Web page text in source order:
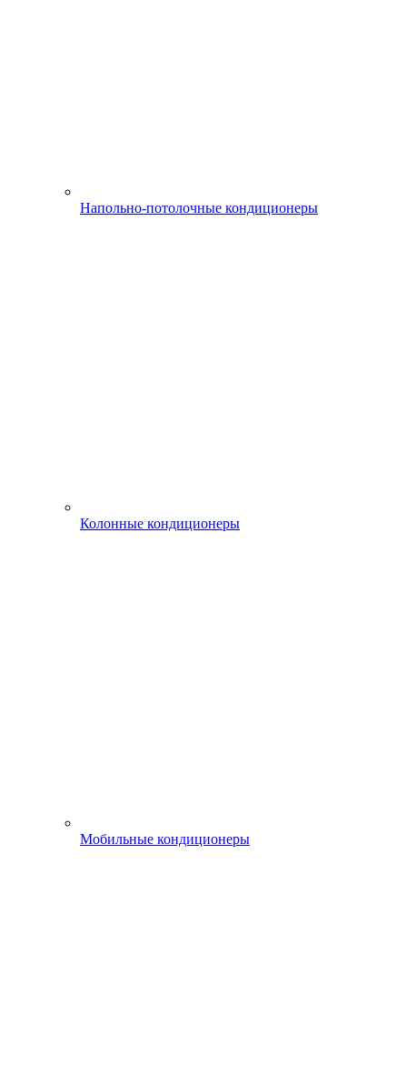
Напольно-потолочные кондиционеры
Колонные кондиционеры
Мобильные кондиционеры